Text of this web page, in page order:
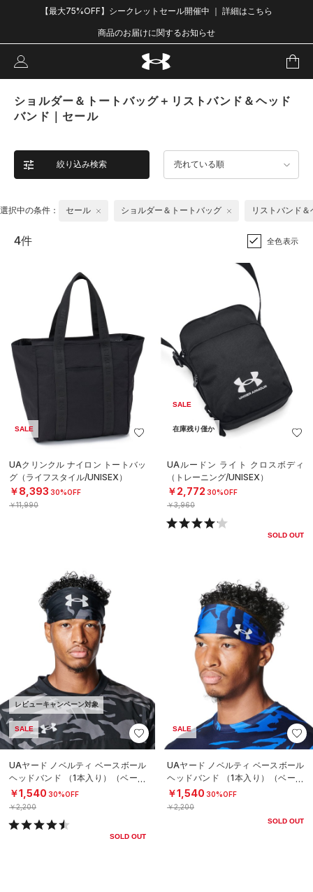
【最大75%OFF】シークレットセール開催中 ｜ 詳細はこちら
商品のお届けに関するお知らせ
ショルダー＆トートバッグ＋リストバンド＆ヘッド
バンド｜セール
絞り込み検索 売れている順
選択中の条件： セール ショルダー＆トートバッグ リストバンド
4件 全色表示
SALE
UAクリンクル ナイロン トートバッ
グ（ライフスタイル/UNISEX）
￥8,393 30%OFF
￥11,990
SALE
在庫残り僅か
UAルードン ライト クロスボディ
（トレーニング/UNISEX）
￥2,772 30%OFF
￥3,960
SOLD OUT
レビューキャンペーン対象
SALE
UAヤード ノベルティ ベースボール
ヘッドバンド （1本入り）（ベース
ボール/MEN）
￥1,540 30%OFF
￥2,200
SOLD OUT
SALE
UAヤード ノベルティ ベースボール
ヘッドバンド （1本入り）（ベース
ボール/MEN）
￥1,540 30%OFF
￥2,200
SOLD OUT